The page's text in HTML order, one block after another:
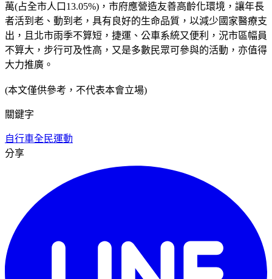
萬(占全市人口13.05%)，市府應營造友善高齡化環境，讓年長
者活到老、動到老，具有良好的生命品質，以減少國家醫療支
出，且北市雨季不算短，捷運、公車系統又便利，況市區幅員
不算大，步行可及性高，又是多數民眾可參與的活動，亦值得
大力推廣。
(本文僅供參考，不代表本會立場)
關鍵字
自行車全民運動
分享